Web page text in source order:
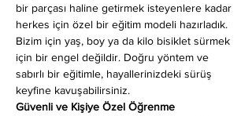
bir parçası haline getirmek isteyenlere kadar
herkes için özel bir eğitim modeli hazırladık.
Bizim için yaş, boy ya da kilo bisiklet sürmek
için bir engel değildir. Doğru yöntem ve
sabırlı bir eğitimle, hayallerinizdeki sürüş
keyfine kavuşabilirsiniz.
Güvenli ve Kişiye Özel Öğrenme